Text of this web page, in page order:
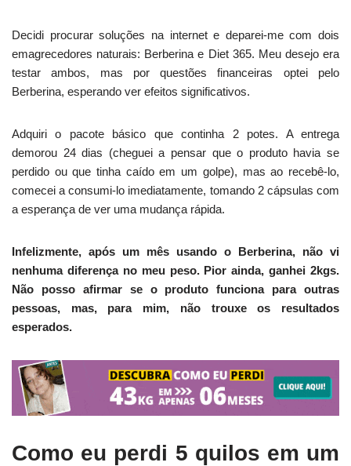
Decidi procurar soluções na internet e deparei-me com dois
emagrecedores naturais: Berberina e Diet 365. Meu desejo era
testar ambos, mas por questões financeiras optei pelo
Berberina, esperando ver efeitos significativos.
Adquiri o pacote básico que continha 2 potes. A entrega
demorou 24 dias (cheguei a pensar que o produto havia se
perdido ou que tinha caído em um golpe), mas ao recebê-lo,
comecei a consumi-lo imediatamente, tomando 2 cápsulas com
a esperança de ver uma mudança rápida.
Infelizmente, após um mês usando o Berberina, não vi
nenhuma diferença no meu peso. Pior ainda, ganhei 2kgs.
Não posso afirmar se o produto funciona para outras
pessoas, mas, para mim, não trouxe os resultados
esperados.
Como eu perdi 5 quilos em um